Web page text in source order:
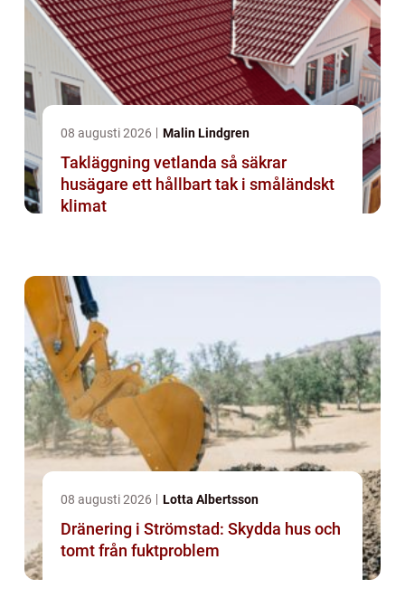
08 augusti 2026 Malin Lindgren
Takläggning vetlanda så säkrar
husägare ett hållbart tak i småländskt
klimat
08 augusti 2026 Lotta Albertsson
Dränering i Strömstad: Skydda hus och
tomt från fuktproblem